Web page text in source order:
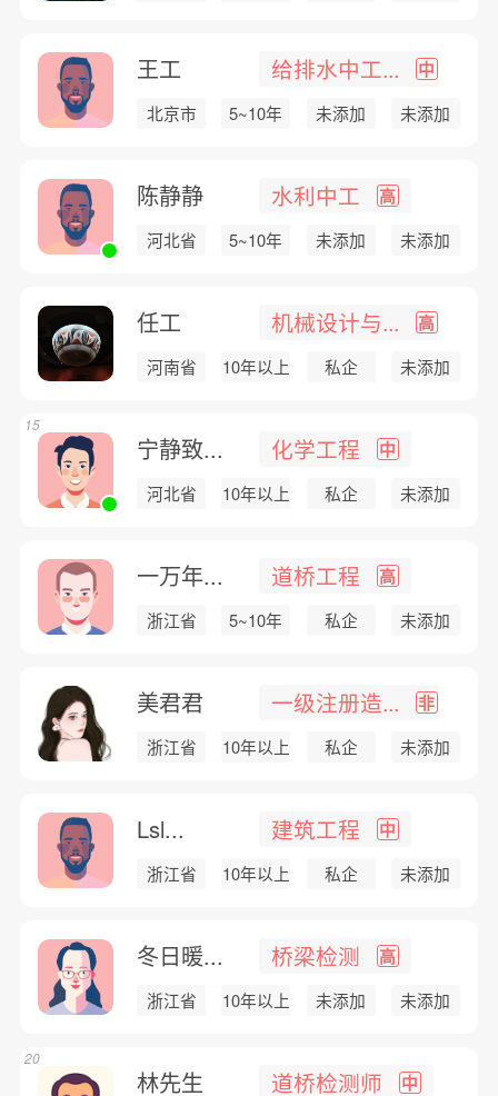
王工 给排水中工... 中
北京市 5~10年 未添加 未添加
陈静静 水利中工 高
河北省 5~10年 未添加 未添加
任工 机械设计与... 高
河南省 10年以上 私企 未添加
宁静致... 化学工程 中
河北省 10年以上 私企 未添加
15
一万年... 道桥工程 高
浙江省 5~10年 私企 未添加
美君君 一级注册造... 非
浙江省 10年以上 私企 未添加
Lsl... 建筑工程 中
浙江省 10年以上 私企 未添加
冬日暖... 桥梁检测 高
浙江省 10年以上 未添加 未添加
林先生 道桥检测师 中
20